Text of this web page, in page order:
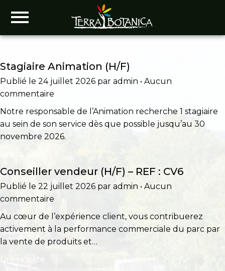
Stagiaire Animation (H/F)
Publié le 24 juillet 2026 par admin • Aucun
commentaire
Notre responsable de l’Animation recherche 1 stagiaire
au sein de son service dès que possible jusqu’au 30
novembre 2026.
Conseiller vendeur (H/F) – REF : CV6
Publié le 22 juillet 2026 par admin • Aucun
commentaire
Au cœur de l’expérience client, vous contribuerez
activement à la performance commerciale du parc par
la vente de produits et…
Lire la suite